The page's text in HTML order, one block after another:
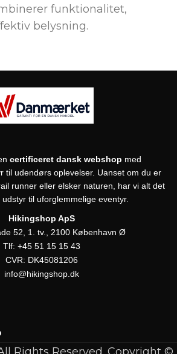
funktionalitet,
belysning.
certificeret dansk webshop med
til udendørs oplevelser. Uanset om du er
runner eller elsker naturen, har vi alt det
til uforglemmelige eventyr.
Hikingshop ApS
52, 1. tv., 2100 København Ø
Tlf: +45 51 15 15 43
CVR: DK45081206
info@hikingshop.dk